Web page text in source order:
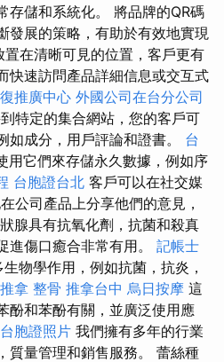
存儲和系統化。 將品牌的QR碼
發展的策略，有助於有效地實現
置在清晰可見的位置，客戶更有
快速訪問產品詳細信息或交互式
推廣中心 外國公司在台分公司
特定的集合網站，您的客戶可
如成分，用戶評論和證書。 台
用它們來存儲永久數據，例如序
台胞證台北 客戶可以在社交媒
公司產品上分享他們的意見，
腺具有抗氧化劑，抗菌和殺真
進傷口癒合非常有用。 記帳士
物學作用，例如抗菌，抗炎，
推拿 整骨 推拿台中 烏日按摩 這
酚和苯酚有關，並廣泛使用應
台胞證照片 我們擁有多年的行業
質量管理和銷售服務。 蕾絲種